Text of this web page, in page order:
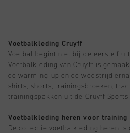
Voetbalkleding Cruyff
Voetbal begint niet bij de eerste
Voetbalkleding van Cruyff is
de warming-up en de wedstrijd
shirts, shorts, trainingsbroeken,
trainingspakken uit de Cruyff Sports
Voetbalkleding heren voor training
De collectie voetbalkleding heren is